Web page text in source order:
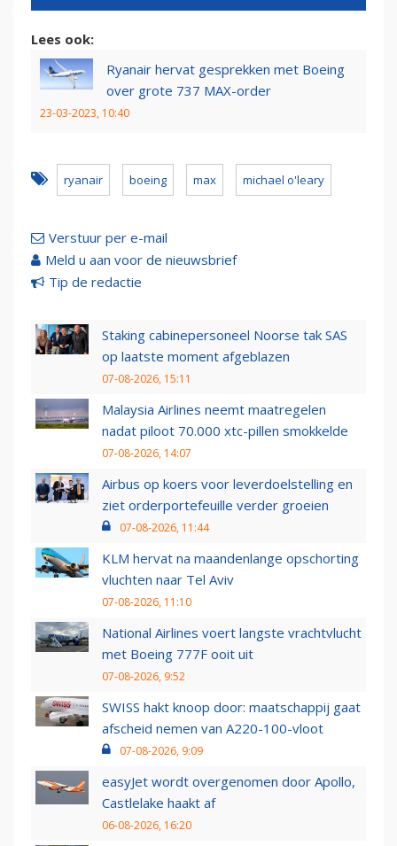
Lees ook:
Ryanair hervat gesprekken met Boeing
over grote 737 MAX-order
23-03-2023, 10:40
ryanair boeing max michael o'leary
Verstuur per e-mail
Meld u aan voor de nieuwsbrief
Tip de redactie
Staking cabinepersoneel Noorse tak SAS
op laatste moment afgeblazen
07-08-2026, 15:11
Malaysia Airlines neemt maatregelen
nadat piloot 70.000 xtc-pillen smokkelde
07-08-2026, 14:07
Airbus op koers voor leverdoelstelling en
ziet orderportefeuille verder groeien
07-08-2026, 11:44
KLM hervat na maandenlange opschorting
vluchten naar Tel Aviv
07-08-2026, 11:10
National Airlines voert langste vrachtvlucht
met Boeing 777F ooit uit
07-08-2026, 9:52
SWISS hakt knoop door: maatschappij gaat
afscheid nemen van A220-100-vloot
07-08-2026, 9:09
easyJet wordt overgenomen door Apollo,
Castlelake haakt af
06-08-2026, 16:20